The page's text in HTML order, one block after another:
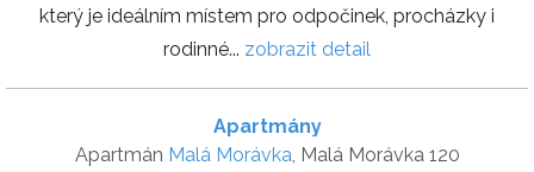
který je ideálním místem pro odpočinek, procházky i
rodinné... zobrazit detail
Apartmány
Apartmán Malá Morávka , Malá Morávka 120